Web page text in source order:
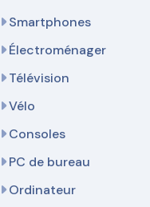
Smartphones
Électroménager
Télévision
Vélo
Consoles
PC de bureau
Ordinateur